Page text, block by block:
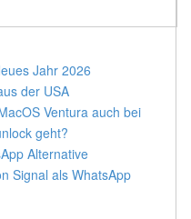
Jahr 2026
der USA
Ventura auch bei
geht?
Alternative
Signal als WhatsApp